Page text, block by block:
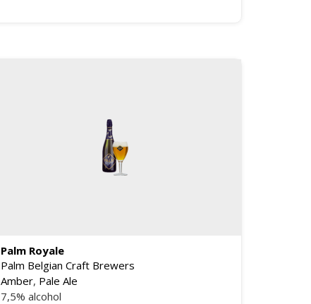
Palm Royale
Palm Belgian Craft Brewers
Amber, Pale Ale
7,5% alcohol